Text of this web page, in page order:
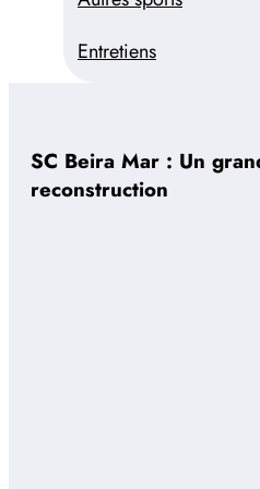
Entretiens
SC Beira Mar : Un
reconstruction